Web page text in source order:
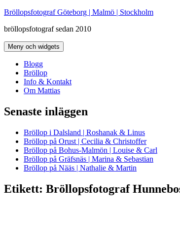
Hoppa
innehåll
Bröllopsfotograf Göteborg | Malmö | Stockholm
bröllopsfotograf sedan 2010
Meny och widgets
Blogg
Bröllop
Info & Kontakt
Om Mattias
Senaste inläggen
Bröllop i Dalsland | Roshanak & Linus
Bröllop på Orust | Cecilia & Christoffer
Bröllop på Bohus-Malmön | Louise & Carl
Bröllop på Gräfsnäs | Marina & Sebastian
Bröllop på Nääs | Nathalie & Martin
Etikett: Bröllopsfotograf